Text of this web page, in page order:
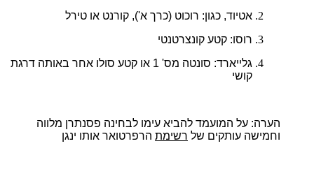
אטיוד, כגון: רוכוט (כרך א'), קורנט או טירל
רוסו: קטע קונצרטנטי
גלייארד: סונטה מס' 1 או קטע סולו אחר באותה דרגת
קושי
הערה: על המועמד להביא עימו לבחינה פסנתרן מלווה
וחמישה עותקים של רשימת הרפרטואר אותו ינגן